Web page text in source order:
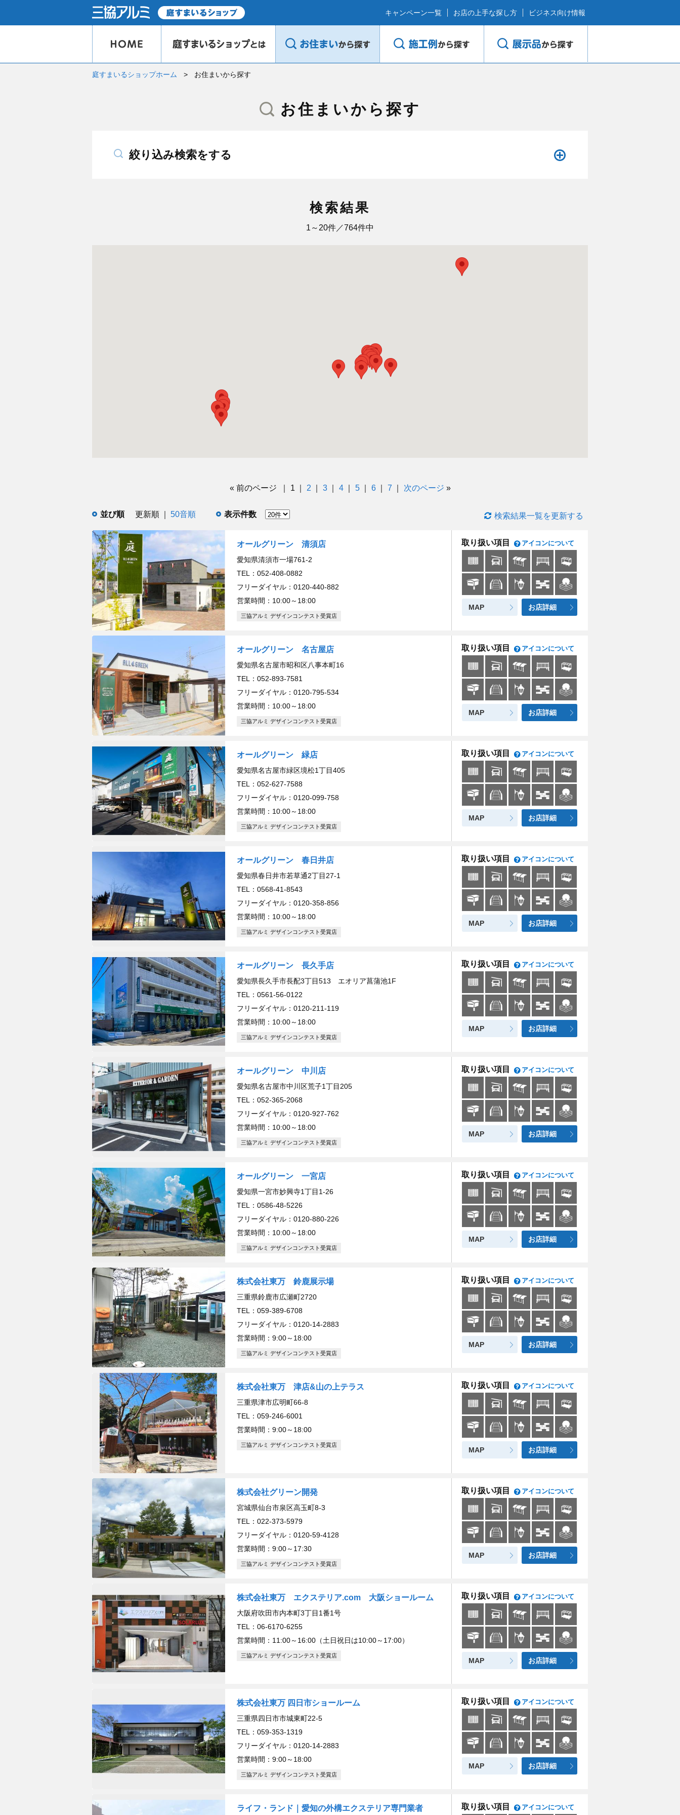
キャンペーン一覧 お店の上手な探し方 ビジネス向け情報
庭すまいるショップホーム お住まいから探す
お住まいから探す
絞り込み検索をする
検索結果
1～20件／764件中
« 前のページ 1 2 3 4 5 6 7 次のページ »
並び順 更新順 50音順 表示件数 検索結果一覧を更新する
オールグリーン 清須店
愛知県清須市一場761-2
TEL：052-408-0882
フリーダイヤル：0120-440-882
営業時間：10:00～18:00
三協アルミ デザインコンテスト受賞店
取り扱い項目 アイコンについて
MAP お店詳細
オールグリーン 名古屋店
愛知県名古屋市昭和区八事本町16
TEL：052-893-7581
フリーダイヤル：0120-795-534
営業時間：10:00～18:00
三協アルミ デザインコンテスト受賞店
取り扱い項目 アイコンについて
MAP お店詳細
オールグリーン 緑店
愛知県名古屋市緑区境松1丁目405
TEL：052-627-7588
フリーダイヤル：0120-099-758
営業時間：10:00～18:00
三協アルミ デザインコンテスト受賞店
取り扱い項目 アイコンについて
MAP お店詳細
オールグリーン 春日井店
愛知県春日井市若草通2丁目27-1
TEL：0568-41-8543
フリーダイヤル：0120-358-856
営業時間：10:00～18:00
三協アルミ デザインコンテスト受賞店
取り扱い項目 アイコンについて
MAP お店詳細
オールグリーン 長久手店
愛知県長久手市長配3丁目513 エオリア菖蒲池1F
TEL：0561-56-0122
フリーダイヤル：0120-211-119
営業時間：10:00～18:00
三協アルミ デザインコンテスト受賞店
取り扱い項目 アイコンについて
MAP お店詳細
オールグリーン 中川店
愛知県名古屋市中川区荒子1丁目205
TEL：052-365-2068
フリーダイヤル：0120-927-762
営業時間：10:00～18:00
三協アルミ デザインコンテスト受賞店
取り扱い項目 アイコンについて
MAP お店詳細
オールグリーン 一宮店
愛知県一宮市妙興寺1丁目1-26
TEL：0586-48-5226
フリーダイヤル：0120-880-226
営業時間：10:00～18:00
三協アルミ デザインコンテスト受賞店
取り扱い項目 アイコンについて
MAP お店詳細
株式会社東万 鈴鹿展示場
三重県鈴鹿市広瀬町2720
TEL：059-389-6708
フリーダイヤル：0120-14-2883
営業時間：9:00～18:00
三協アルミ デザインコンテスト受賞店
取り扱い項目 アイコンについて
MAP お店詳細
株式会社東万 津店&山の上テラス
三重県津市広明町66-8
TEL：059-246-6001
営業時間：9:00～18:00
三協アルミ デザインコンテスト受賞店
取り扱い項目 アイコンについて
MAP お店詳細
株式会社グリーン開発
宮城県仙台市泉区高玉町8-3
TEL：022-373-5979
フリーダイヤル：0120-59-4128
営業時間：9:00～17:30
三協アルミ デザインコンテスト受賞店
取り扱い項目 アイコンについて
MAP お店詳細
株式会社東万 エクステリア.com 大阪ショールーム
大阪府吹田市内本町3丁目1番1号
TEL：06-6170-6255
営業時間：11:00～16:00（土日祝日は10:00～17:00）
三協アルミ デザインコンテスト受賞店
取り扱い項目 アイコンについて
MAP お店詳細
株式会社東万 四日市ショールーム
三重県四日市市城東町22-5
TEL：059-353-1319
フリーダイヤル：0120-14-2883
営業時間：9:00～18:00
三協アルミ デザインコンテスト受賞店
取り扱い項目 アイコンについて
MAP お店詳細
ライフ・ランド｜愛知の外構エクステリア専門業者 取り扱い項目 アイコンについて